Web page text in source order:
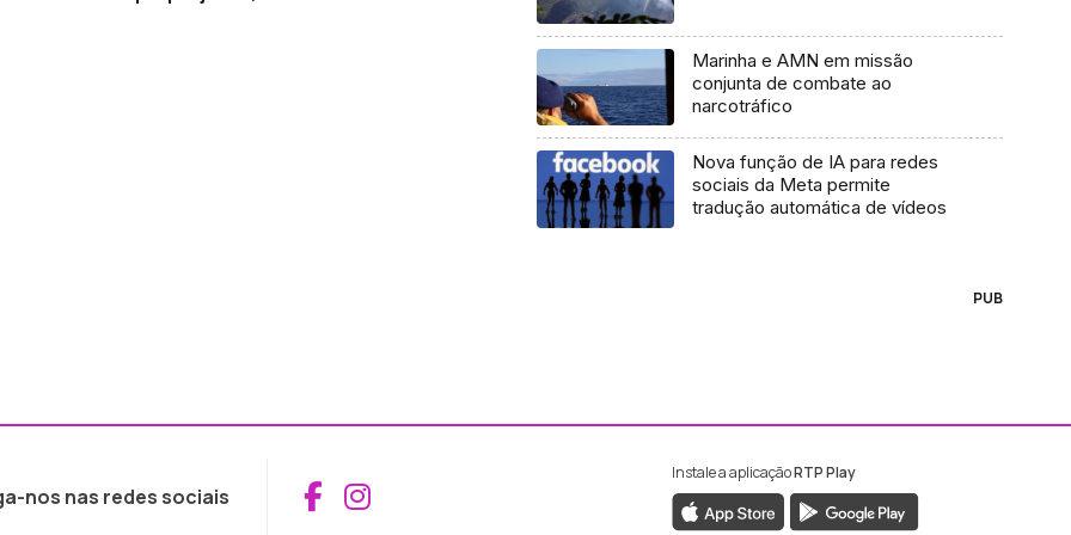
Marinha e AMN em missão
conjunta de combate ao
narcotráfico
Nova função de IA para redes
sociais da Meta permite
tradução automática de vídeos
PUB
nos nas redes sociais Aceder ao Facebook da RTP Madeira
Aceder ao Instagram da RTP Madeira
Instale a aplicaçãoRTP Play